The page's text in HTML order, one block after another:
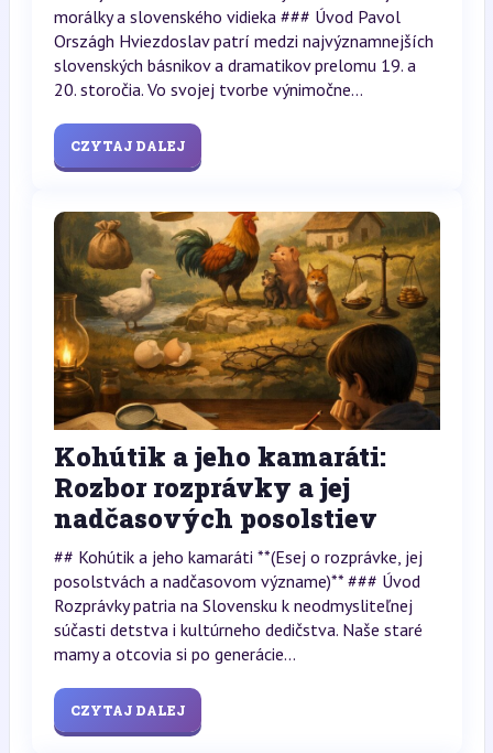
morálky a slovenského vidieka ### Úvod Pavol
Országh Hviezdoslav patrí medzi najvýznamnejších
slovenských básnikov a dramatikov prelomu 19. a
20. storočia. Vo svojej tvorbe výnimočne...
CZYTAJ DALEJ
Kohútik a jeho kamaráti:
Rozbor rozprávky a jej
nadčasových posolstiev
## Kohútik a jeho kamaráti **(Esej o rozprávke, jej
posolstvách a nadčasovom význame)** ### Úvod
Rozprávky patria na Slovensku k neodmysliteľnej
súčasti detstva i kultúrneho dedičstva. Naše staré
mamy a otcovia si po generácie...
CZYTAJ DALEJ